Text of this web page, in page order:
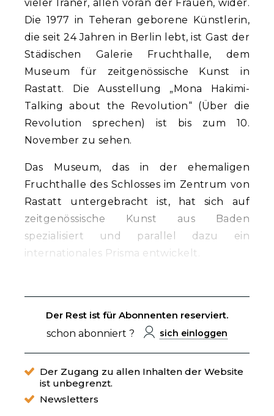
vieler Iraner, allen voran der Frauen, wider.
Die 1977 in Teheran geborene Künstlerin,
die seit 24 Jahren in Berlin lebt, ist Gast der
Städischen Galerie Fruchthalle, dem
Museum für zeitgenössische Kunst in
Rastatt. Die Ausstellung „Mona Hakimi-
Talking about the Revolution“ (Über die
Revolution sprechen) ist bis zum 10.
November zu sehen.
Das Museum, das in der ehemaligen
Fruchthalle des Schlosses im Zentrum von
Rastatt untergebracht ist, hat sich auf
zeitgenössische Kunst aus Baden
spezialisiert und parallel dazu ein
internationales Prisma entwickelt.
Der Rest ist für Abonnenten reserviert.
schon abonniert ?
sich einloggen
Der Zugang zu allen Inhalten der Website
ist unbegrenzt.
Newsletters